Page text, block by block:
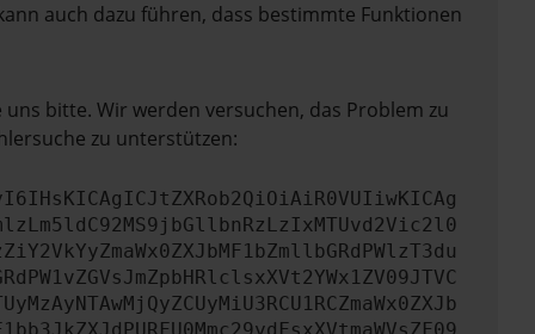
auch dazu führen, dass bestimmte Funktionen
bitte. Wir werden versuchen, das Problem zu
zu unterstützen: